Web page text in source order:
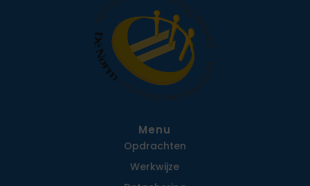
Menu
Opdrachten
Werkwijze